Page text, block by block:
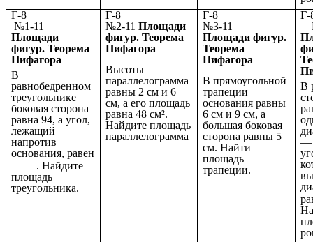
Г-8
№1-11
Площади
фигур. Теорема
Пифагора
В
равнобедренном
треугольнике
боковая сторона
равна 94, а угол,
лежащий
напротив
основания, равен
. Найдите
площадь
треугольника.
Г-8
№2-11Площади
фигур. Теорема
Пифагора
Высоты
параллелограмма
равны 2 см и 6
см, а его площадь
равна 48 см².
Найдите площадь
параллелограмма
Г-8
№3-11
Площади фигур.
Теорема
Пифагора
В прямоугольной
трапеции
основания равны
6 см и 9 см, а
большая боковая
сторона равны 5
см. Найти
площадь
трапеции.
В
—